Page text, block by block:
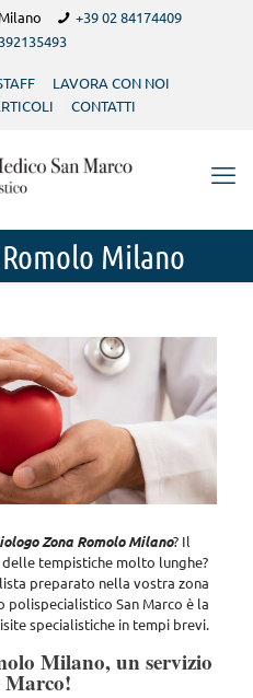
+39 02 84174409
LAVORA CON NOI
CONTATTI
Milano
Zona Romolo Milano? Il
tempistiche molto lunghe?
preparato nella vostra zona
polispecialistico San Marco è la
specialistiche in tempi brevi.
Milano, un servizio
Marco!